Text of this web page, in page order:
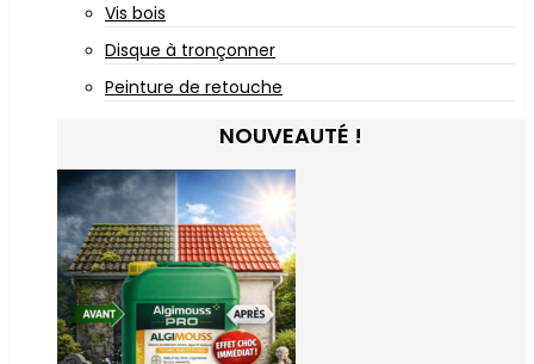
Vis bois
Disque à tronçonner
Peinture de retouche
NOUVEAUTÉ !